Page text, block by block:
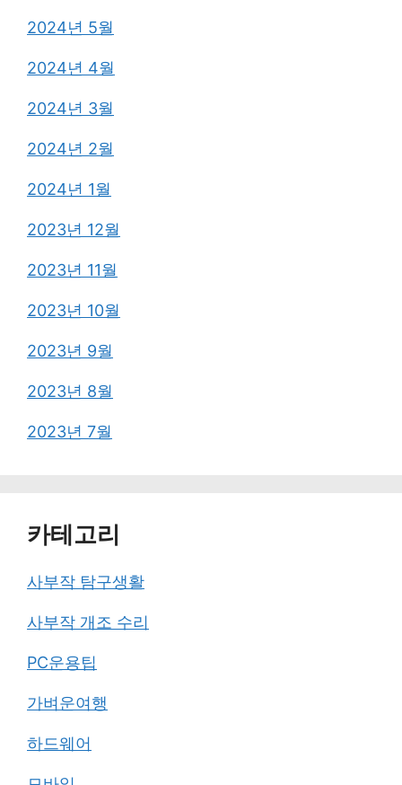
2024년 5월
2024년 4월
2024년 3월
2024년 2월
2024년 1월
2023년 12월
2023년 11월
2023년 10월
2023년 9월
2023년 8월
2023년 7월
카테고리
사부작 탐구생활
사부작 개조 수리
PC운용팁
가벼운여행
하드웨어